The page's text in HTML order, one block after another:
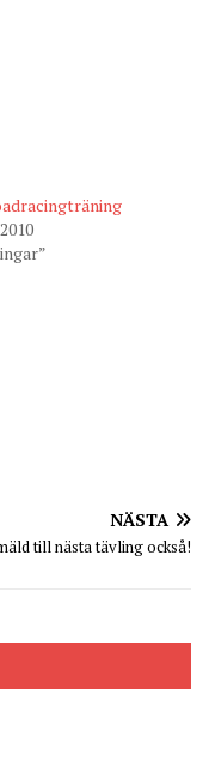
NÄSTA
till nästa tävling också!